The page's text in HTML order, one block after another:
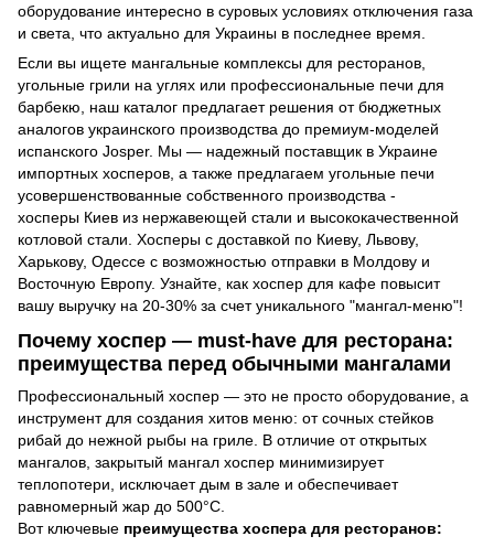
оборудование интересно в суровых условиях отключения газа
и света, что актуально для Украины в последнее время.
Если вы ищете мангальные комплексы для ресторанов,
угольные грили на углях или профессиональные печи для
барбекю, наш каталог предлагает решения от бюджетных
аналогов украинского производства до премиум-моделей
испанского Josper. Мы — надежный поставщик в Украине
импортных хосперов, а также предлагаем угольные печи
усовершенствованные собственного производства -
хосперы Киев из нержавеющей стали и высококачественной
котловой стали. Хосперы с доставкой по Киеву, Львову,
Харькову, Одессе с возможностью отправки в Молдову и
Восточную Европу. Узнайте, как хоспер для кафе повысит
вашу выручку на 20-30% за счет уникального "мангал-меню"!
Почему хоспер — must-have для ресторана:
преимущества перед обычными мангалами
Профессиональный хоспер — это не просто оборудование, а
инструмент для создания хитов меню: от сочных стейков
рибай до нежной рыбы на гриле. В отличие от открытых
мангалов, закрытый мангал хоспер минимизирует
теплопотери, исключает дым в зале и обеспечивает
равномерный жар до 500°C.
Вот ключевые преимущества хоспера для ресторанов: